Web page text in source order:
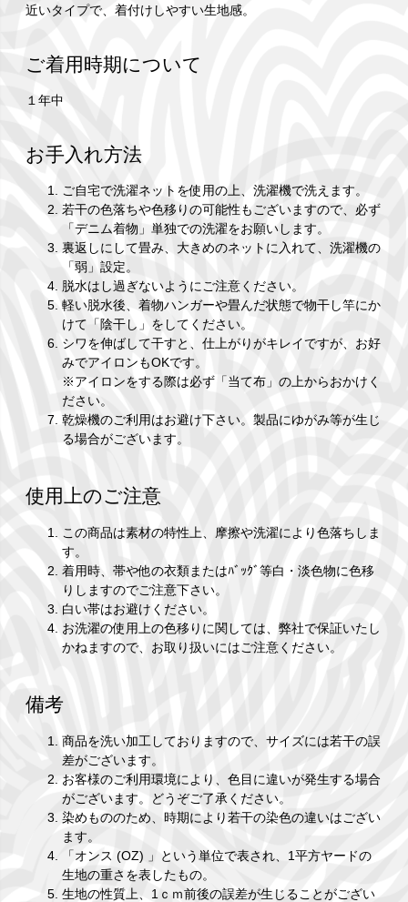
近いタイプで、着付けしやすい生地感。
ご着用時期について
１年中
お手入れ方法
ご自宅で洗濯ネットを使用の上、洗濯機で洗えます。
若干の色落ちや色移りの可能性もございますので、必ず
「デニム着物」単独での洗濯をお願いします。
裏返しにして畳み、大きめのネットに入れて、洗濯機の
「弱」設定。
脱水はし過ぎないようにご注意ください。
軽い脱水後、着物ハンガーや畳んだ状態で物干し竿にか
けて「陰干し」をしてください。
シワを伸ばして干すと、仕上がりがキレイですが、お好
みでアイロンもOKです。
※アイロンをする際は必ず「当て布」の上からおかけく
ださい。
乾燥機のご利用はお避け下さい。製品にゆがみ等が生じ
る場合がございます。
使用上のご注意
この商品は素材の特性上、摩擦や洗濯により色落ちしま
す。
着用時、帯や他の衣類またはﾊﾞｯｸﾞ等白・淡色物に色移
りしますのでご注意下さい。
白い帯はお避けください。
お洗濯の使用上の色移りに関しては、弊社で保証いたし
かねますので、お取り扱いにはご注意ください。
備考
商品を洗い加工しておりますので、サイズには若干の誤
差がございます。
お客様のご利用環境により、色目に違いが発生する場合
がございます。どうぞご了承ください。
染めもののため、時期により若干の染色の違いはござい
ます。
「オンス (OZ) 」という単位で表され、1平方ヤードの
生地の重さを表したもの。
生地の性質上、1ｃｍ前後の誤差が生じることがござい